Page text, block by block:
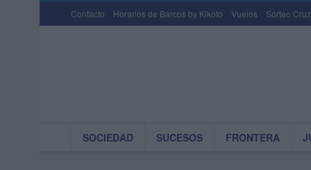
Contacto Horarios de Barcos by Kikoto Vuelos Sorteo
SOCIEDAD SUCESOS FRONTERA